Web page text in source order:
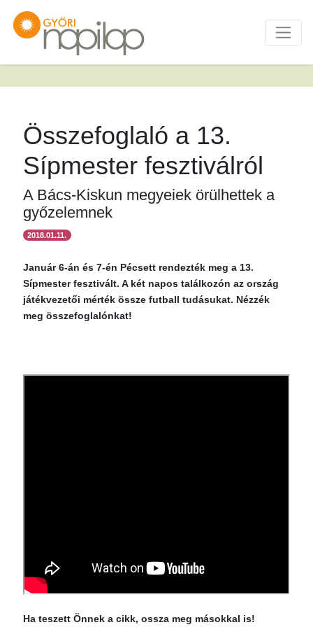
Összefoglaló a 13.
Sípmester fesztiválról
A Bács-Kiskun megyeiek örülhettek a
győzelemnek
2018.01.11.
Január 6-án és 7-én Pécsett rendezték meg a 13.
Sípmester fesztivált. A két napos találkozón az ország
játékvezetői mérték össze futball tudásukat. Nézzék
meg összefoglalónkat!
Ha teszett Önnek a cikk, ossza meg másokkal is!